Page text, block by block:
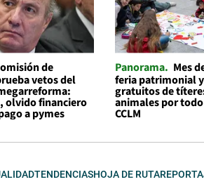
de
vetos del
olvido financiero
a pymes
Panorama Mes
feria patrimonial
gratuitos de
animales por
CCLM
TENDENCIASHOJA DE RUTA